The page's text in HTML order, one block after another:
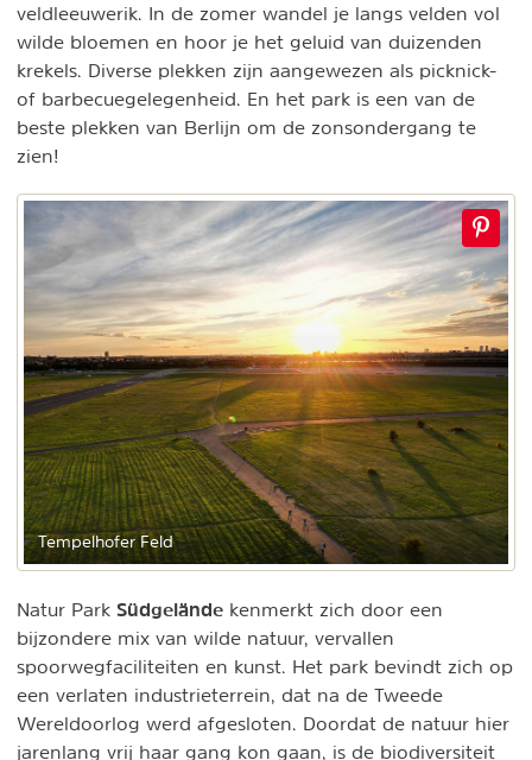
veldleeuwerik. In de zomer wandel je langs velden vol
wilde bloemen en hoor je het geluid van duizenden
krekels. Diverse plekken zijn aangewezen als picknick-
of barbecuegelegenheid. En het park is een van de
beste plekken van Berlijn om de zonsondergang te
zien!
Tempelhofer Feld
Natur Park Südgelände kenmerkt zich door een
bijzondere mix van wilde natuur, vervallen
spoorwegfaciliteiten en kunst.
Het park bevindt zich op
een verlaten industrieterrein, dat na de Tweede
Wereldoorlog werd afgesloten. Doordat de natuur hier
jarenlang vrij haar gang kon gaan, is de biodiversiteit